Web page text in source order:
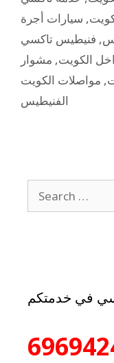
, سيارات أجرة
, فنيطيس تاكسي
الكويت, مشوار
, مواصلات الكويت
الفنيطيس
في خدمتكم